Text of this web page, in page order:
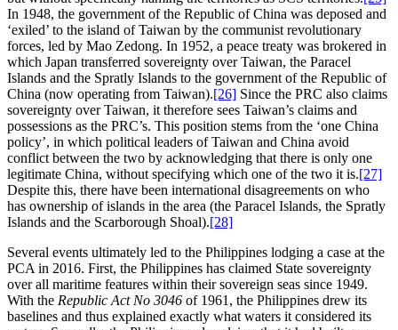
In 1948, the government of the Republic of China was deposed and
‘exiled’ to the island of Taiwan by the communist revolutionary
forces, led by Mao Zedong. In 1952, a peace treaty was brokered in
which Japan transferred sovereignty over Taiwan, the Paracel
Islands and the Spratly Islands to the government of the Republic of
China (now operating from Taiwan).[26] Since the PRC also claims
sovereignty over Taiwan, it therefore sees Taiwan’s claims and
possessions as the PRC’s. This position stems from the ‘one China
policy’, in which political leaders of Taiwan and China avoid
conflict between the two by acknowledging that there is only one
legitimate China, without specifying which one of the two it is.[27]
Despite this, there have been international disagreements on who
has ownership of islands in the area (the Paracel Islands, the Spratly
Islands and the Scarborough Shoal).[28]
Several events ultimately led to the Philippines lodging a case at the
PCA in 2016. First, the Philippines has claimed State sovereignty
over all maritime features within their sovereign seas since 1949.
With the Republic Act No 3046 of 1961, the Philippines drew its
baselines and thus explained exactly what waters it considered its